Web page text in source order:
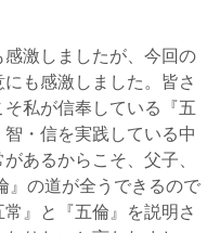
激しましたが、今回の
も感激しました。皆さ
私が信奉している『五
・信を実践している中
あるからこそ、父子、
』の道が全うできるので
』と『五倫』を説明さ